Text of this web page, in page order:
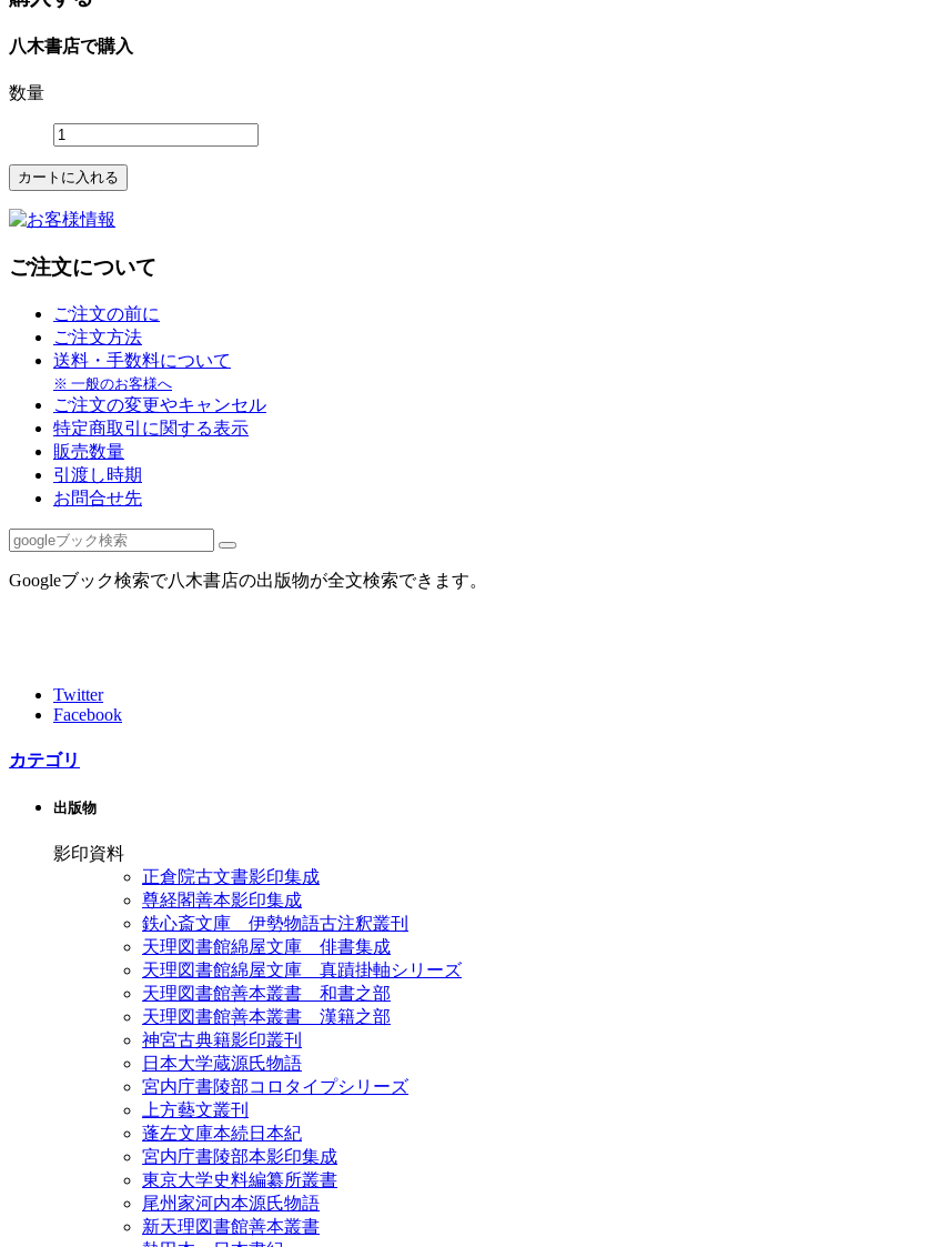
八木書店で購入
数量
ご注文について
ご注文の前に
ご注文方法
送料・手数料について
※ 一般のお客様へ
ご注文の変更やキャンセル
特定商取引に関する表示
販売数量
引渡し時期
お問合せ先
Googleブック検索で八木書店の出版物が全文検索できます。
Twitter
Facebook
カテゴリ
出版物
影印資料
正倉院古文書影印集成
尊経閣善本影印集成
鉄心斎文庫 伊勢物語古注釈叢刊
天理図書館綿屋文庫 俳書集成
天理図書館綿屋文庫 真蹟掛軸シリーズ
天理図書館善本叢書 和書之部
天理図書館善本叢書 漢籍之部
神宮古典籍影印叢刊
日本大学蔵源氏物語
宮内庁書陵部コロタイプシリーズ
上方藝文叢刊
蓬左文庫本続日本紀
宮内庁書陵部本影印集成
東京大学史料編纂所叢書
尾州家河内本源氏物語
新天理図書館善本叢書